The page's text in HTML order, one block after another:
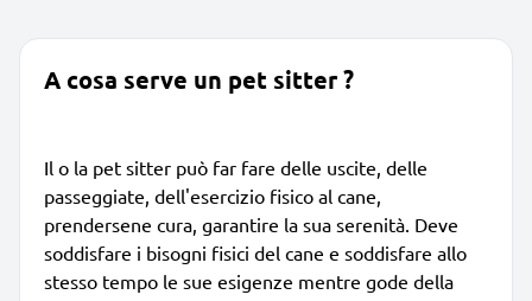
A cosa serve un pet sitter ?
Il o la pet sitter può far fare delle uscite, delle
passeggiate, dell'esercizio fisico al cane,
prendersene cura, garantire la sua serenità. Deve
soddisfare i bisogni fisici del cane e soddisfare allo
stesso tempo le sue esigenze mentre gode della